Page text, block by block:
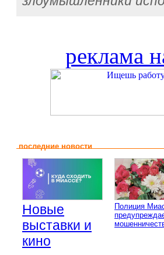
реклама
последние новости
Новые
выставки и
кино
Полиция